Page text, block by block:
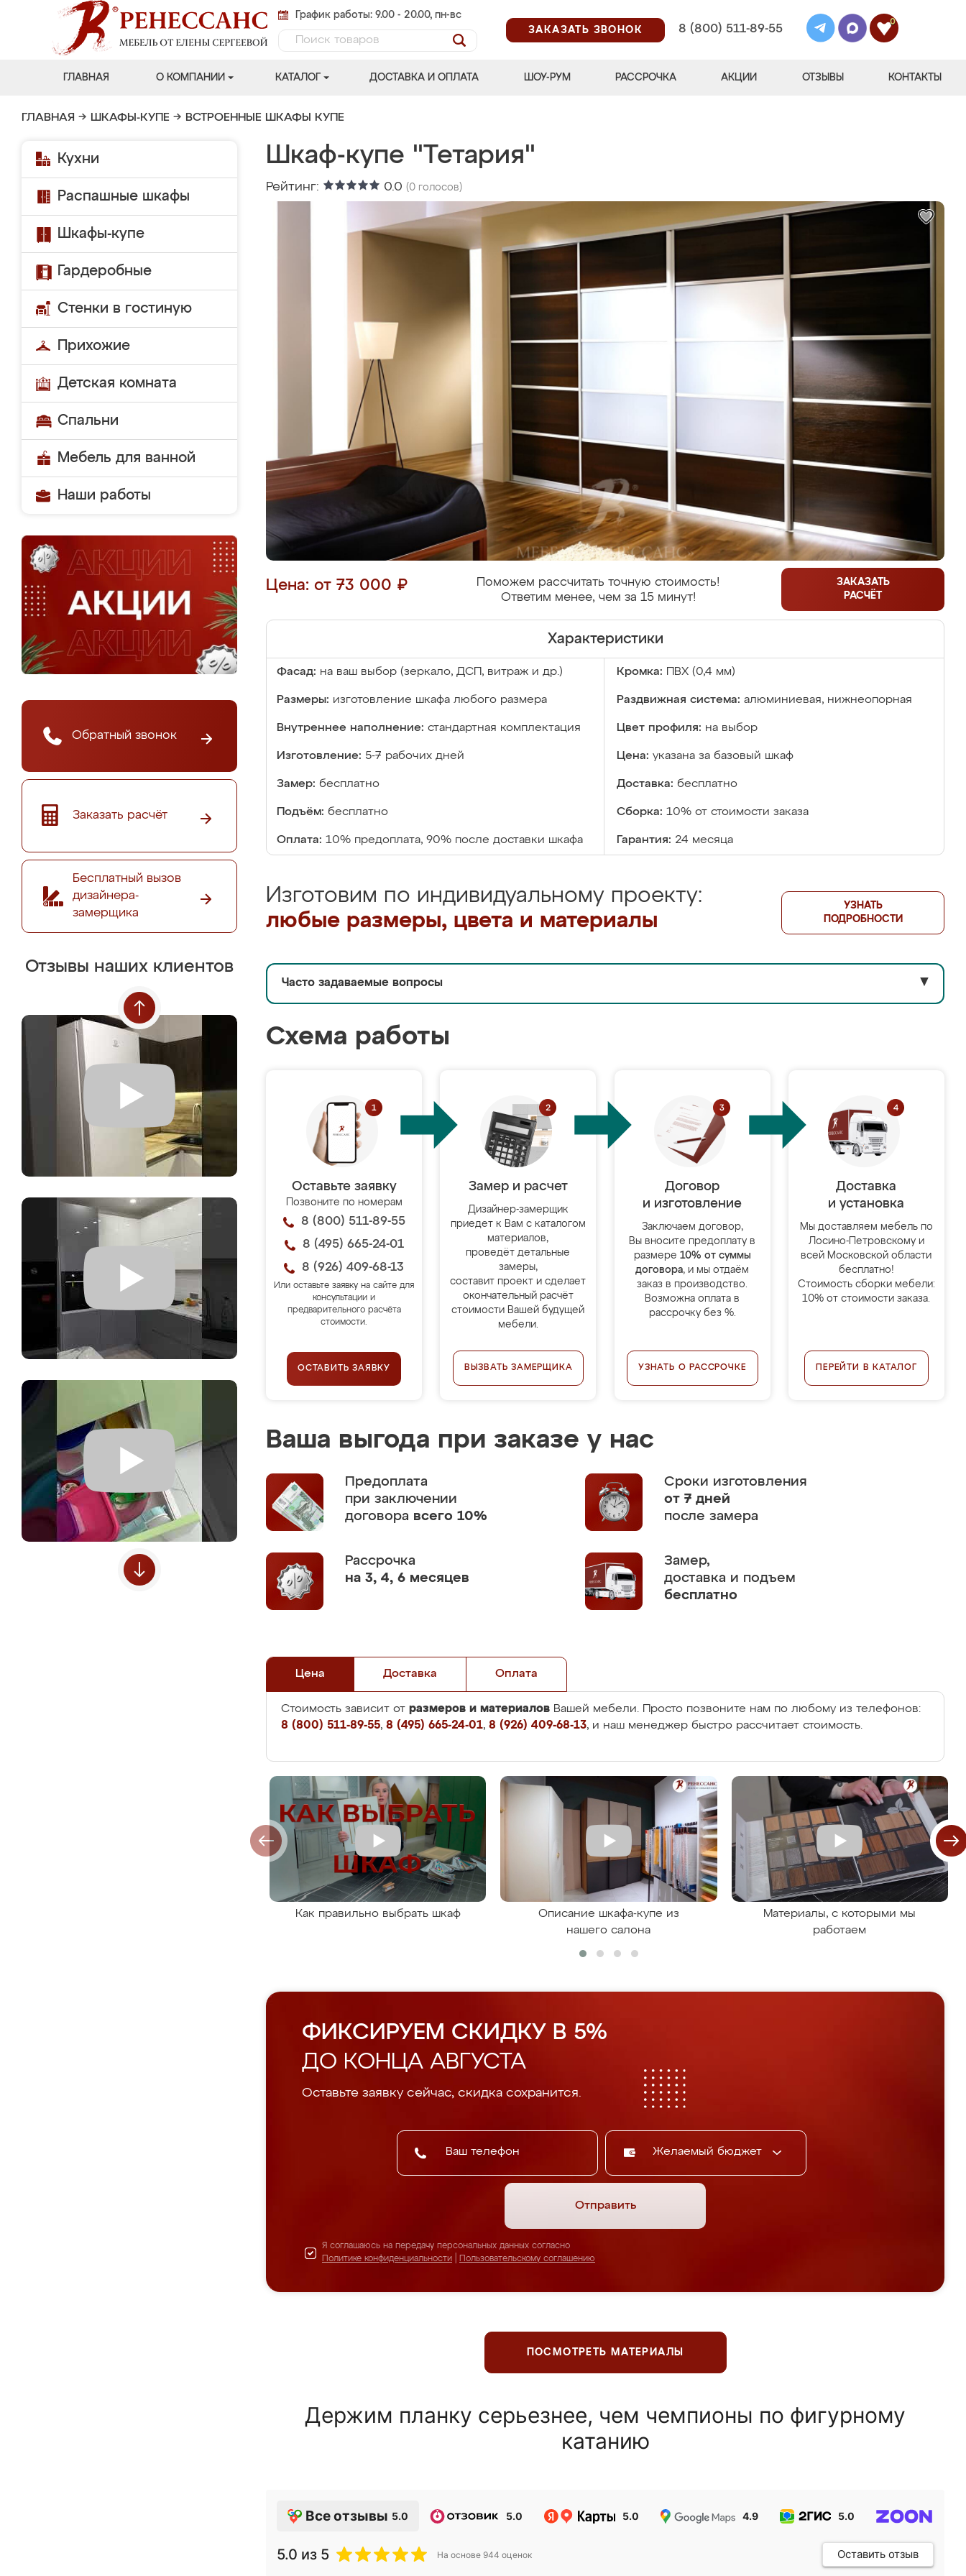
График работы: 9.00 - 20.00, пн-вс
ЗАКАЗАТЬ ЗВОНОК
8 (800) 511-89-55
0
ГЛАВНАЯ О КОМПАНИИ КАТАЛОГ ДОСТАВКА И ОПЛАТА ШОУ-РУМ РАССРОЧКА АКЦИИ ОТЗЫВЫ КОНТАКТЫ
ГЛАВНАЯ → ШКАФЫ-КУПЕ → ВСТРОЕННЫЕ ШКАФЫ КУПЕ
Кухни
Распашные шкафы
Шкафы-купе
Гардеробные
Стенки в гостиную
Прихожие
Детская комната
Спальни
Мебель для ванной
Наши работы
Обратный звонок
Заказать расчёт
Бесплатный вызов
дизайнера-
замерщика
Отзывы наших клиентов
Шкаф-купе "Тетария"
Рейтинг: 0.0 (0 голосов)
Цена: от 73 000 ₽
Поможем рассчитать точную стоимость!
Ответим менее, чем за 15 минут!
ЗАКАЗАТЬ
РАСЧЁТ
Характеристики
Фасад: на ваш выбор (зеркало, ДСП, витраж и др.) Кромка: ПВХ (0,4 мм)
Размеры: изготовление шкафа любого размера Раздвижная система: алюминиевая, нижнеопорная
Внутреннее наполнение: стандартная комплектация Цвет профиля: на выбор
Изготовление: 5-7 рабочих дней Цена: указана за базовый шкаф
Замер: бесплатно Доставка: бесплатно
Подъём: бесплатно Сборка: 10% от стоимости заказа
Оплата: 10% предоплата, 90% после доставки шкафа Гарантия: 24 месяца
Изготовим по индивидуальному проекту:
любые размеры, цвета и материалы
УЗНАТЬ
ПОДРОБНОСТИ
Часто задаваемые вопросы ▼
Схема работы
Оставьте заявку
Позвоните по номерам
8 (800) 511-89-55
8 (495) 665-24-01
8 (926) 409-68-13
Или оставьте заявку на сайте для
консультации и
предварительного расчёта
стоимости.
ОСТАВИТЬ ЗАЯВКУ
Замер и расчет
Дизайнер-замерщик
приедет к Вам с каталогом
материалов,
проведёт детальные
замеры,
составит проект и сделает
окончательный расчёт
стоимости Вашей будущей
мебели.
ВЫЗВАТЬ ЗАМЕРЩИКА
Договор
и изготовление
Заключаем договор,
Вы вносите предоплату в
размере 10% от суммы
договора, и мы отдаём
заказ в производство.
Возможна оплата в
рассрочку без %.
УЗНАТЬ О РАССРОЧКЕ
Доставка
и установка
Мы доставляем мебель по
Лосино-Петровскому и
всей Московской области
бесплатно!
Стоимость сборки мебели:
10% от стоимости заказа.
ПЕРЕЙТИ В КАТАЛОГ
Ваша выгода при заказе у нас
Предоплата
при заключении
договора всего 10%
Сроки изготовления
от 7 дней
после замера
Рассрочка
на 3, 4, 6 месяцев
Замер,
доставка и подъем
бесплатно
Цена Доставка Оплата
Стоимость зависит от размеров и материалов Вашей мебели. Просто позвоните нам по любому из телефонов:
8 (800) 511-89-55, 8 (495) 665-24-01, 8 (926) 409-68-13, и наш менеджер быстро рассчитает стоимость.
Как правильно выбрать шкаф
Описание шкафа-купе из
нашего салона
Материалы, с которыми мы
работаем
ФИКСИРУЕМ СКИДКУ В 5%
ДО КОНЦА АВГУСТА
Оставьте заявку сейчас, скидка сохранится.
Желаемый бюджет
Отправить
Я соглашаюсь на передачу персональных данных согласно
Политике конфиденциальности
Пользовательскому соглашению
ПОСМОТРЕТЬ МАТЕРИАЛЫ
Держим планку серьезнее, чем чемпионы по фигурному
катанию
Все отзывы 5.0 5.0 5.0 4.9 5.0
5.0 из 5 На основе 944 оценок Оставить отзыв